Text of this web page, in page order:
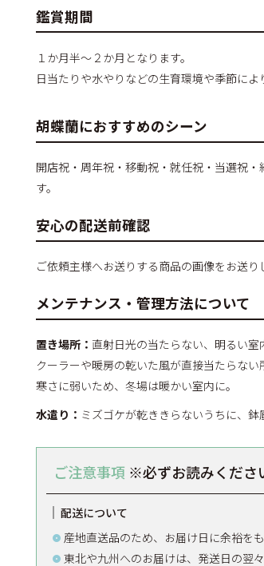
鑑賞期間
１か月半～２か月となります。
日当たりや水やりなどの生育環境や季節によ
胡蝶蘭におすすめのシーン
開店祝・周年祝・移動祝・就任祝・当選祝
す。
安心の配送前確認
ご依頼主様へお送りする商品の画像をお送り
メンテナンス・管理方法について
置き場所： 直射日光の当たらない、明るい室
クーラーや暖房の乾いた風が直接当たらな
寒さに弱いため、冬場は暖かい室内に。
水遣り： ミズゴケが乾ききらないうちに、
ご注意事項 ※必ずお読みくださ
配送について
産地直送品のため、お届け日に余裕を
東北や九州へのお届けは、発送日の翌